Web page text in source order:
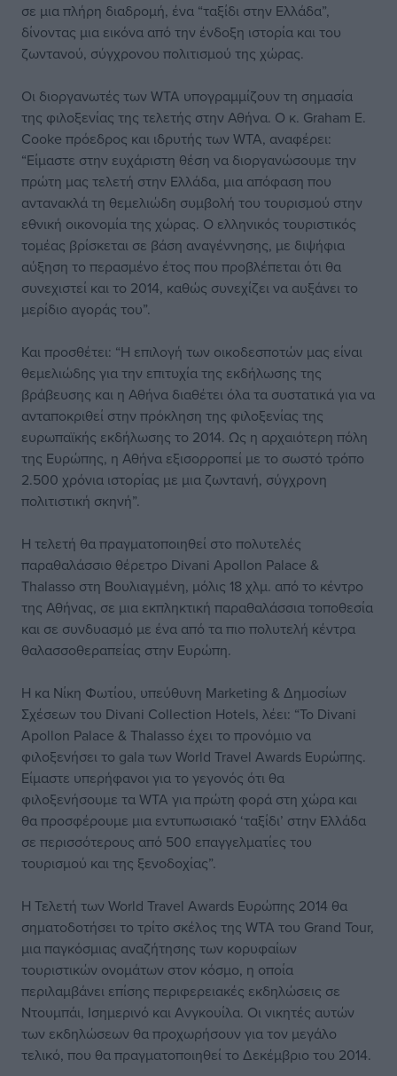
σε μια πλήρη διαδρομή, ένα “ταξίδι στην Ελλάδα”,
δίνοντας μια εικόνα από την ένδοξη ιστορία και του
ζωντανού, σύγχρονου πολιτισμού της χώρας.
Οι διοργανωτές των WTA υπογραμμίζουν τη σημασία
της φιλοξενίας της τελετής στην Αθήνα. Ο κ. Graham E.
Cooke πρόεδρος και ιδρυτής των WTA, αναφέρει:
“Είμαστε στην ευχάριστη θέση να διοργανώσουμε την
πρώτη μας τελετή στην Ελλάδα, μια απόφαση που
αντανακλά τη θεμελιώδη συμβολή του τουρισμού στην
εθνική οικονομία της χώρας. Ο ελληνικός τουριστικός
τομέας βρίσκεται σε βάση αναγέννησης, με διψήφια
αύξηση το περασμένο έτος που προβλέπεται ότι θα
συνεχιστεί και το 2014, καθώς συνεχίζει να αυξάνει το
μερίδιο αγοράς του”.
Και προσθέτει: “Η επιλογή των οικοδεσποτών μας είναι
θεμελιώδης για την επιτυχία της εκδήλωσης της
βράβευσης και η Αθήνα διαθέτει όλα τα συστατικά για να
ανταποκριθεί στην πρόκληση της φιλοξενίας της
ευρωπαϊκής εκδήλωσης το 2014. Ως η αρχαιότερη πόλη
της Ευρώπης, η Αθήνα εξισορροπεί με το σωστό τρόπο
2.500 χρόνια ιστορίας με μια ζωντανή, σύγχρονη
πολιτιστική σκηνή”.
Η τελετή θα πραγματοποιηθεί στο πολυτελές
παραθαλάσσιο θέρετρο Divani Apollon Palace &
Thalasso στη Βουλιαγμένη, μόλις 18 χλμ. από το κέντρο
της Αθήνας, σε μια εκπληκτική παραθαλάσσια τοποθεσία
και σε συνδυασμό με ένα από τα πιο πολυτελή κέντρα
θαλασσοθεραπείας στην Ευρώπη.
Η κα Νίκη Φωτίου, υπεύθυνη Marketing & Δημοσίων
Σχέσεων του Divani Collection Hotels, λέει: “Το Divani
Apollon Palace & Thalasso έχει το προνόμιο να
φιλοξενήσει το gala των World Travel Awards Ευρώπης.
Είμαστε υπερήφανοι για το γεγονός ότι θα
φιλοξενήσουμε τα WTA για πρώτη φορά στη χώρα και
θα προσφέρουμε μια εντυπωσιακό ‘ταξίδι’ στην Ελλάδα
σε περισσότερους από 500 επαγγελματίες του
τουρισμού και της ξενοδοχίας”.
Η Τελετή των World Travel Awards Ευρώπης 2014 θα
σηματοδοτήσει το τρίτο σκέλος της WTA του Grand Tour,
μια παγκόσμιας αναζήτησης των κορυφαίων
τουριστικών ονομάτων στον κόσμο, η οποία
περιλαμβάνει επίσης περιφερειακές εκδηλώσεις σε
Ντουμπάι, Ισημερινό και Ανγκουίλα. Οι νικητές αυτών
των εκδηλώσεων θα προχωρήσουν για τον μεγάλο
τελικό, που θα πραγματοποιηθεί το Δεκέμβριο του 2014.